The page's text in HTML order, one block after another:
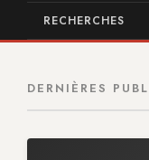
RECHERCHES
DERNIÈRES